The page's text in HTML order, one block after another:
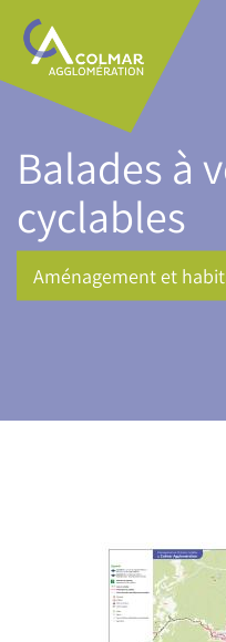
Aller
contenu
principal
Main
navigation
Balades à
cyclables
Aménagement et